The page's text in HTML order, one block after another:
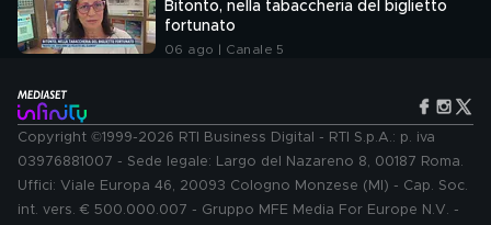
Bitonto, nella tabaccheria del biglietto
fortunato
06 ago | Canale 5
Copyright ©1999-2026 RTI Business Digital - RTI S.p.A.: p. iva
03976881007 - Sede legale: Largo del Nazareno 8, 00187 Roma.
Uffici: Viale Europa 46, 20093 Cologno Monzese (MI) - Cap. Soc.
int. vers. € 500.000.007 - Gruppo MFE Media For Europe N.V. -